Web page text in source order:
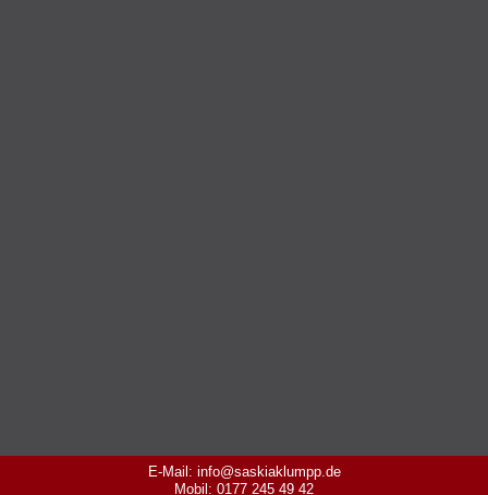
E-Mail: info@saskiaklumpp.de
Mobil: 0177 245 49 42